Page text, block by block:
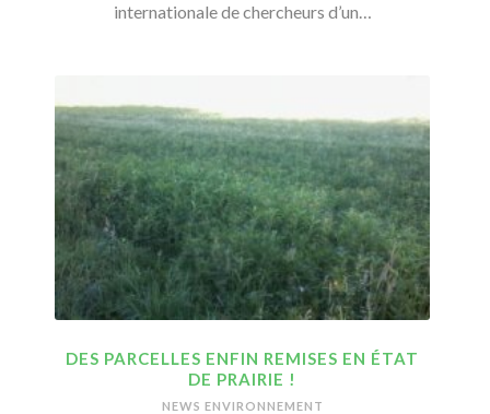
internationale de chercheurs d’un…
DES PARCELLES ENFIN REMISES EN ÉTAT
DE PRAIRIE !
NEWS ENVIRONNEMENT